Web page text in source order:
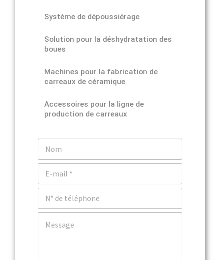
Système de dépoussiérage
Solution pour la déshydratation des
boues
Machines pour la fabrication de
carreaux de céramique
Accessoires pour la ligne de
production de carreaux
N
m
C
u
i
T
l
C